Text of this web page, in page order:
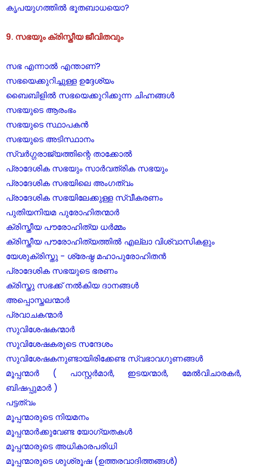
കൃപയുഗത്തിൽ ഭൂതബാധയൊ?
9. സഭയും ക്രിസ്തീയ ജീവിതവും
സഭ എന്നാൽ എന്താണ്?
സഭയെക്കുറിച്ചുള്ള ഉദ്ദേശ്യം
ബൈബിളിൽ സഭയെക്കുറിക്കുന്ന ചിഹ്നങ്ങൾ
സഭയുടെ ആരംഭം
സഭയുടെ സ്ഥാപകൻ
സഭയുടെ അടിസ്ഥാനം
സ്വർഗ്ഗരാജ്യത്തിന്റെ താക്കോൽ
പ്രാദേശിക സഭയും സാർവത്രിക സഭയും
പ്രാദേശിക സഭയിലെ അംഗത്വം
പ്രാദേശിക സഭയിലേക്കുള്ള സ്വീകരണം
പുതിയനിയമ പുരോഹിതന്മാർ
ക്രിസ്തീയ പൗരോഹിത്യ ധർമ്മം
ക്രിസ്തീയ പൗരോഹിത്യത്തിൽ എല്ലാ വിശ്വാസികളും
യേശുക്രിസ്തു - ശ്രേഷ്ഠ മഹാപുരോഹിതൻ
പ്രാദേശിക സഭയുടെ ഭരണം
ക്രിസ്തു സഭക്ക് നൽകിയ ദാനങ്ങൾ
അപ്പൊസ്തലന്മാർ
പ്രവാചകന്മാർ
സുവിശേഷകന്മാർ
സുവിശേഷകരുടെ സന്ദേശം
സുവിശേഷകനുണ്ടായിരിക്കേണ്ട സ്വഭാവഗുണങ്ങൾ
മൂപ്പന്മാർ ( പാസ്റ്റർമാർ, ഇടയന്മാർ, മേൽവിചാരകർ,
ബിഷപ്പുമാർ )
പട്ടത്വം
മൂപ്പന്മാരുടെ നിയമനം
മൂപ്പന്മാർക്കുവേണ്ട യോഗ്യതകൾ
മൂപ്പന്മാരുടെ അധികാരപരിധി
മൂപ്പന്മാരുടെ ശുശ്രൂഷ (ഉത്തരവാദിത്തങ്ങൾ)